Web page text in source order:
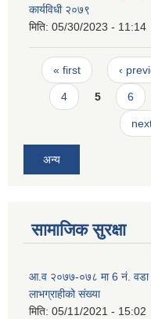
कार्यविधी २०७९
मिति: 05/30/2023 - 11:14
Pages
« first ‹
4 5 6
अन्य
सामाजिक सुरक्षा
आ.व २०७७-०७८ मा 6 न‌ं. वडा
लाभग्राहीको संख्या
मिति: 05/11/2021 - 15:02